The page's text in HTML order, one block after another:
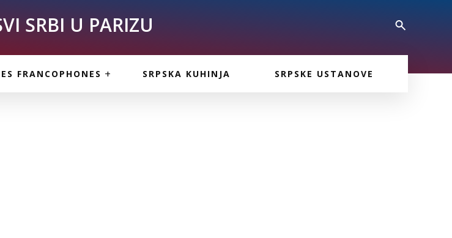
SRBI U PARIZU
FRANCOPHONES SRPSKA KUHINJA SRPSKE USTANOVE